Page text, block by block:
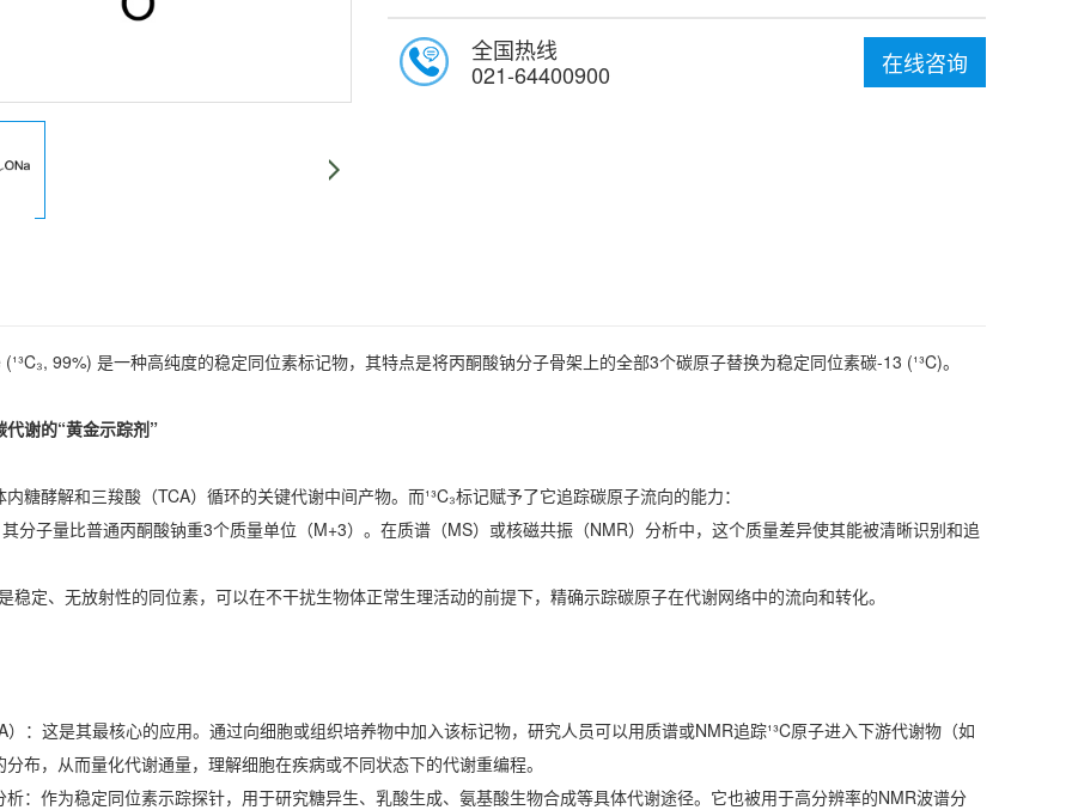
在线咨询
全国热线
021-64400900
99%) 是一种高纯度的稳定同位素标记物，其特点是将丙酮酸钠分子骨架上的全部3个碳原子替换为稳定同位素碳-13 (¹³C)。
谢的“黄金示踪剂”
糖酵解和三羧酸（TCA）循环的关键代谢中间产物。而¹³C₃标记赋予了它追踪碳原子流向的能力：
其分子量比普通丙酮酸钠重3个质量单位（M+3）。在质谱（MS）或核磁共振（NMR）分析中，这个质量差异使其能被清晰识别和追
稳定、无放射性的同位素，可以在不干扰生物体正常生理活动的前提下，精确示踪碳原子在代谢网络中的流向和转化。
）：这是其最核心的应用。通过向细胞或组织培养物中加入该标记物，研究人员可以用质谱或NMR追踪¹³C原子进入下游代谢物（如
布，从而量化代谢通量，理解细胞在疾病或不同状态下的代谢重编程。
析：作为稳定同位素示踪探针，用于研究糖异生、乳酸生成、氨基酸生物合成等具体代谢途径。它也被用于高分辨率的NMR波谱分